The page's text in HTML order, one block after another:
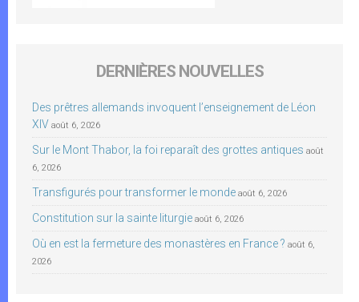
DERNIÈRES NOUVELLES
Des prêtres allemands invoquent l’enseignement de Léon
XIV août 6, 2026
Sur le Mont Thabor, la foi reparaît des grottes antiques août
6, 2026
Transfigurés pour transformer le monde août 6, 2026
Constitution sur la sainte liturgie août 6, 2026
Où en est la fermeture des monastères en France ? août 6,
2026